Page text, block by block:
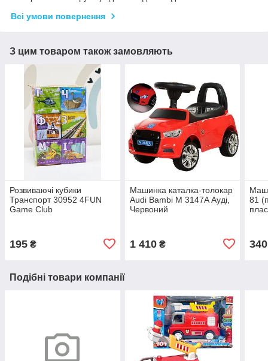
Всі умови повернення
З цим товаром також замовляють
Розвиваючі кубики
Транспорт 30952 4FUN
Game Club
195 ₴
Машинка каталка-толокар
Audi Bambi M 3147A Ауді,
Червоний
1 410₴
81
340
Подібні товари компанії